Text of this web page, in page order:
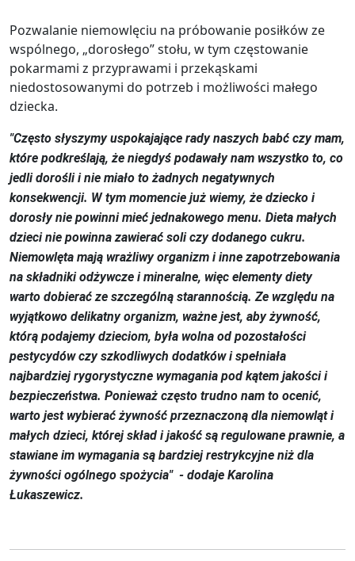
Pozwalanie niemowlęciu na próbowanie posiłków ze
wspólnego, „dorosłego” stołu, w tym częstowanie
pokarmami z przyprawami i przekąskami
niedostosowanymi do potrzeb i możliwości małego
dziecka.
"Często słyszymy uspokajające rady naszych babć czy mam,
które podkreślają, że niegdyś podawały nam wszystko to, co
jedli dorośli i nie miało to żadnych negatywnych
konsekwencji. W tym momencie już wiemy, że dziecko i
dorosły nie powinni mieć jednakowego menu. Dieta małych
dzieci nie powinna zawierać soli czy dodanego cukru.
Niemowlęta mają wrażliwy organizm i inne zapotrzebowania
na składniki odżywcze i mineralne, więc elementy diety
warto dobierać ze szczególną starannością. Ze względu na
wyjątkowo delikatny organizm, ważne jest, aby żywność,
którą podajemy dzieciom, była wolna od pozostałości
pestycydów czy szkodliwych dodatków i spełniała
najbardziej rygorystyczne wymagania pod kątem jakości i
bezpieczeństwa. Ponieważ często trudno nam to ocenić,
warto jest wybierać żywność przeznaczoną dla niemowląt i
małych dzieci, której skład i jakość są regulowane prawnie, a
stawiane im wymagania są bardziej restrykcyjne niż dla
żywności ogólnego spożycia" - dodaje Karolina
Łukaszewicz.